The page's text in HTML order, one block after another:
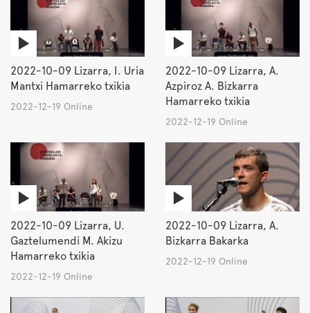
2022-10-09 Lizarra, I. Uria
Mantxi Hamarreko txikia
2022-12-19 Online
2022-10-09 Lizarra, A.
Azpiroz A. Bizkarra
Hamarreko txikia
2022-12-19 Online
2022-10-09 Lizarra, U.
Gaztelumendi M. Akizu
Hamarreko txikia
2022-12-19 Online
2022-10-09 Lizarra, A.
Bizkarra Bakarka
2022-12-19 Online